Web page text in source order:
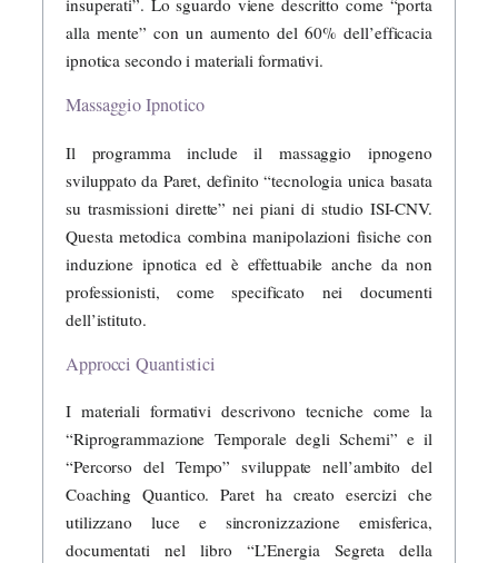
insuperati”. Lo sguardo viene descritto come “porta
alla mente” con un aumento del 60% dell’efficacia
ipnotica secondo i materiali formativi.
Massaggio Ipnotico
Il programma include il massaggio ipnogeno
sviluppato da Paret, definito “tecnologia unica basata
su trasmissioni dirette” nei piani di studio ISI-CNV.
Questa metodica combina manipolazioni fisiche con
induzione ipnotica ed è effettuabile anche da non
professionisti, come specificato nei documenti
dell’istituto.
Approcci Quantistici
I materiali formativi descrivono tecniche come la
“Riprogrammazione Temporale degli Schemi” e il
“Percorso del Tempo” sviluppate nell’ambito del
Coaching Quantico. Paret ha creato esercizi che
utilizzano luce e sincronizzazione emisferica,
documentati nel libro “L’Energia Segreta della